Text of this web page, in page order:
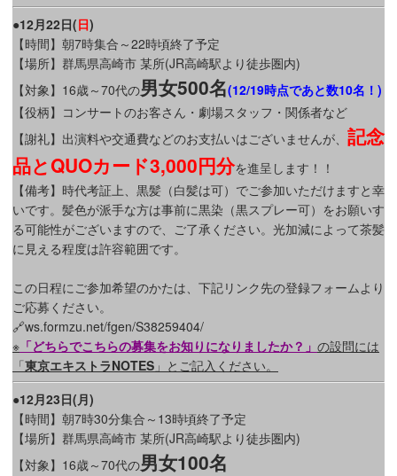
●12月22日(日)
【時間】朝7時集合～22時頃終了予定
【場所】群馬県高崎市 某所(JR高崎駅より徒歩圏内)
【対象】16歳～70代の男女500名(12/19時点であと数10名！)
【役柄】コンサートのお客さん・劇場スタッフ・関係者など
【謝礼】出演料や交通費などのお支払いはございませんが、 記念
品とQUOカード3,000円分を進呈します！！
【備考】時代考証上、黒髪（白髪は可）でご参加いただけますと幸
いです。髪色が派手な方は事前に黒染（黒スプレー可）をお願いす
る可能性がございますので、ご了承ください。光加減によって茶髪
に見える程度は許容範囲です。
この日程にご参加希望のかたは、下記リンク先の登録フォームより
ご応募ください。
🔗ws.formzu.net/fgen/S38259404/
※ 「どちらでこちらの募集をお知りになりましたか？」 の設問には
「東京エキストラNOTES 」とご記入ください。
●12月23日(月)
【時間】朝7時30分集合～13時頃終了予定
【場所】群馬県高崎市 某所(JR高崎駅より徒歩圏内)
【対象】16歳～70代の男女100名